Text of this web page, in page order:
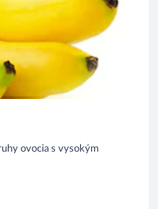
ovocia s vysokým